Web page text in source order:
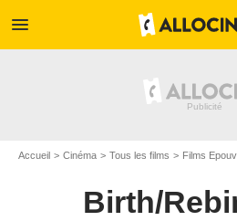
menu
Accueil Cinéma Tous les films Films
Birth/